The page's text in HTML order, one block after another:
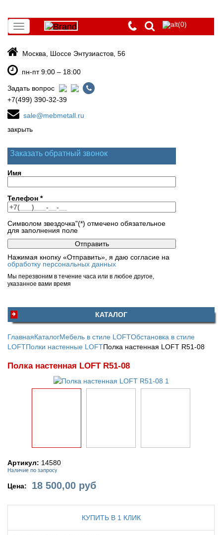
Toggle
navigation
(0)
Москва, Шоссе Энтузиастов, 56
пн-пт 9:00 – 18:00
Задать вопрос
+7(499) 390-32-39
sale@mebmetall.ru
закрыть
Заказать обратный звонок
Имя
Телефон *
Символом звездочка"(*) отмечено обязательное
для заполнения поле
Нажимая кнопку «Отправить», я даю согласие на
обработку персональных данных
Мы перезвоним в течение часа или в любое другое,
указанное вами время
КАТАЛОГ
ГлавнаяКаталогМебель в стиле LOFTОбстановка в стиле
LOFTПолки настенные LOFTПолка настенная LOFT R51-08
Полка настенная LOFT R51-08
Артикул: 14580
Наличие по запросу
Цена: 18 500,00 руб
КУПИТЬ В 1 КЛИК